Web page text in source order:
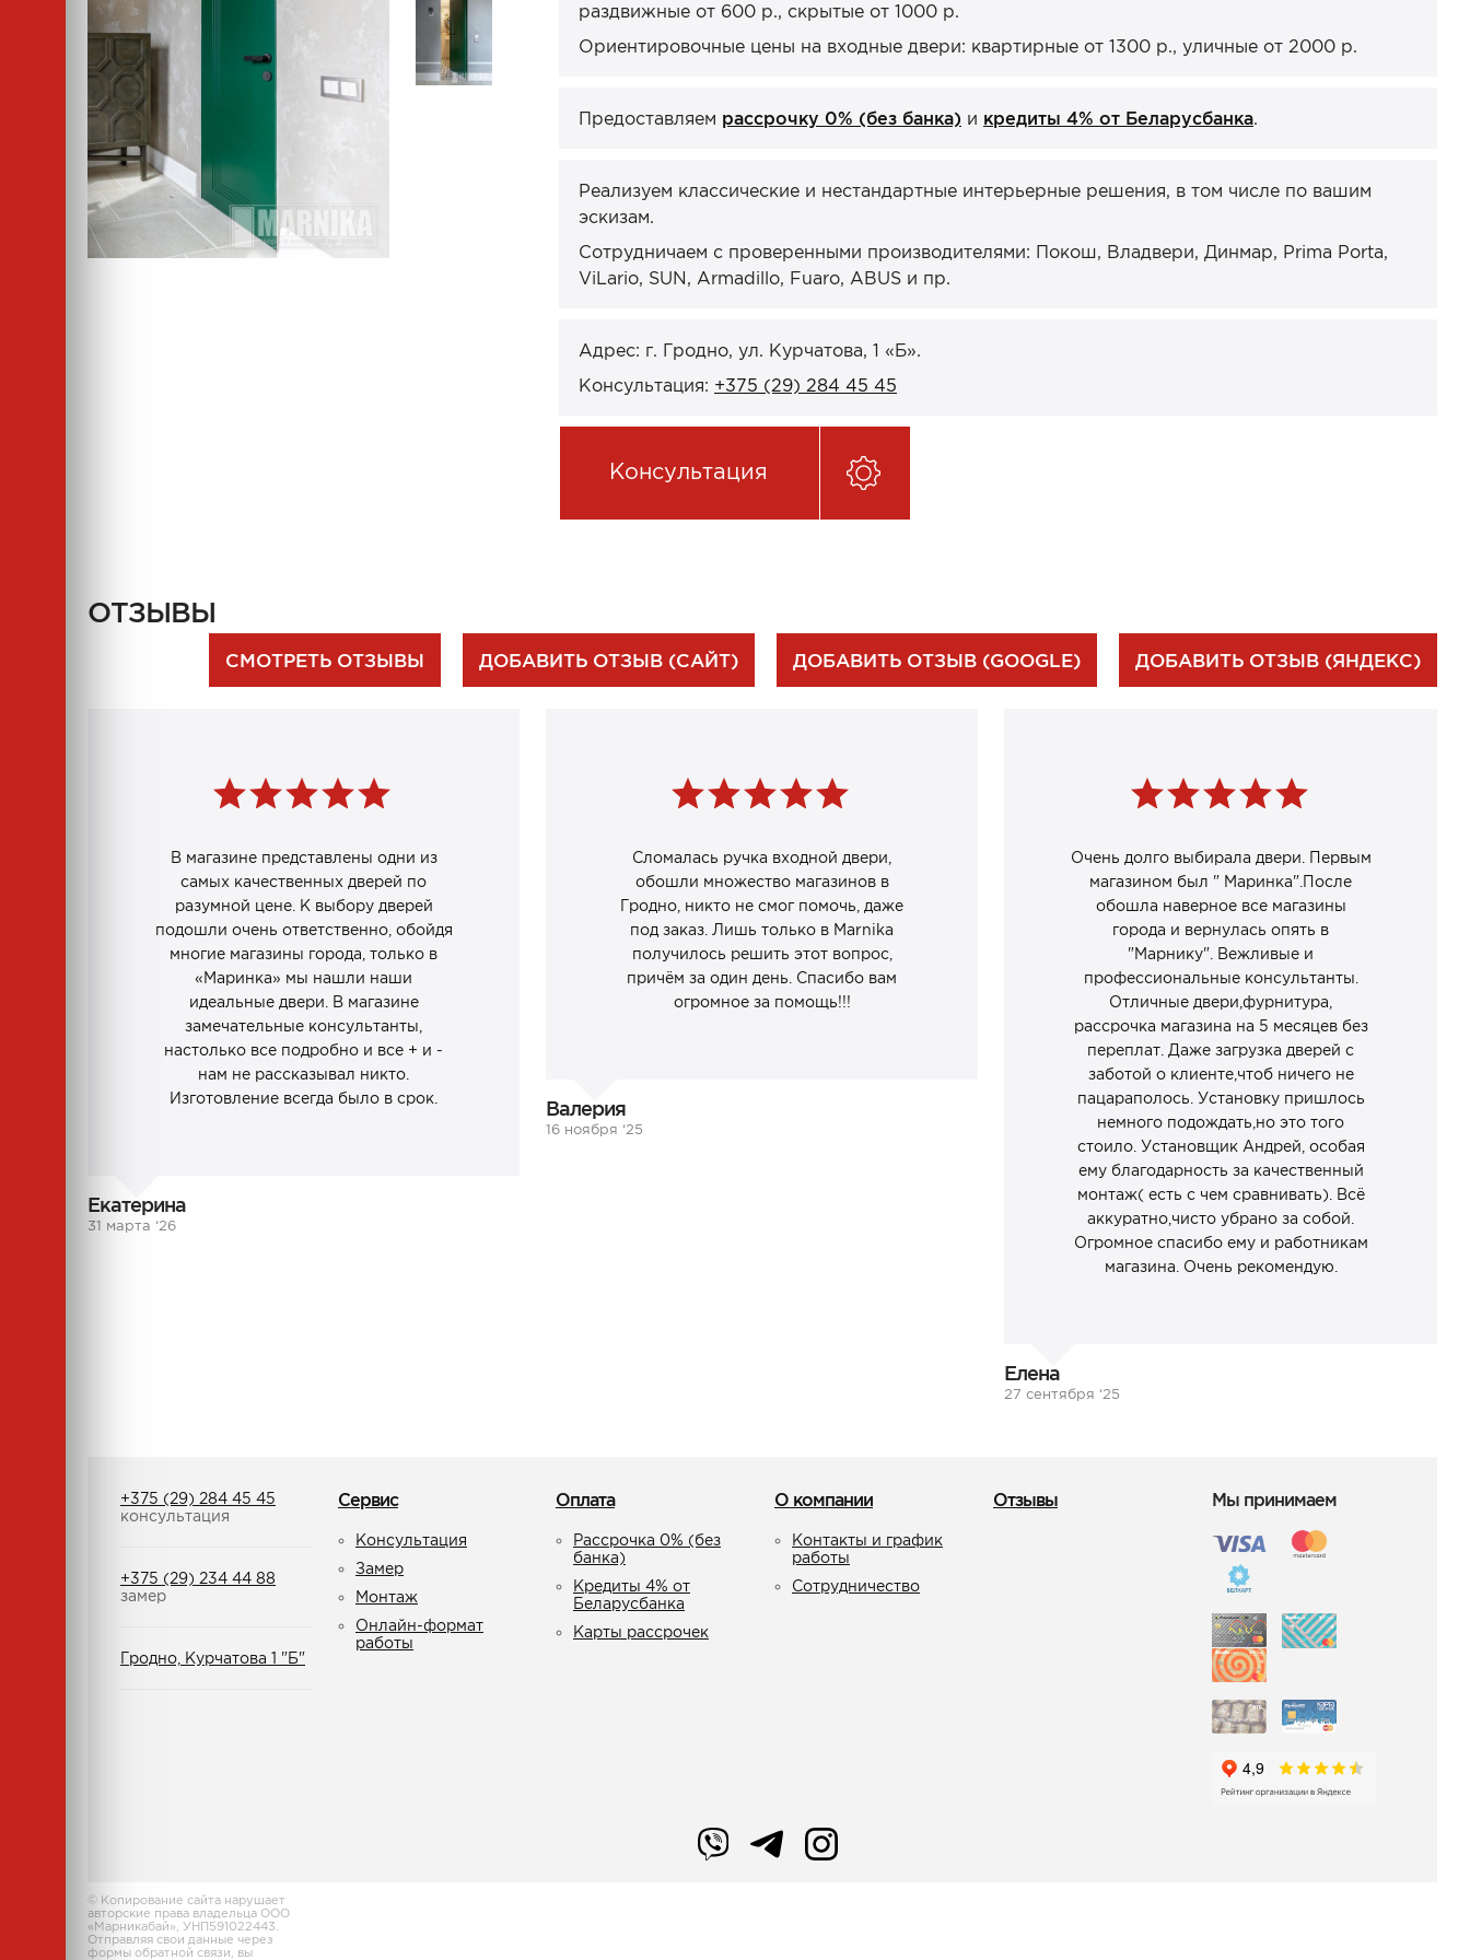
раздвижные от 600 р., скрытые от 1000 р.
Ориентировочные цены на входные двери: квартирные от 1300 р., уличные от 2000 р.
Предоставляем рассрочку 0% (без банка) и кредиты 4% от Беларусбанка.
Реализуем классические и нестандартные интерьерные решения, в том числе по вашим
эскизам.
Сотрудничаем с проверенными производителями: Покош, Владвери, Динмар, Prima Porta,
ViLario, SUN, Armadillo, Fuaro, ABUS и пр.
Адрес: г. Гродно, ул. Курчатова, 1 «Б».
Консультация: +375 (29) 284 45 45
Консультация
ОТЗЫВЫ
СМОТРЕТЬ ОТЗЫВЫ ДОБАВИТЬ ОТЗЫВ (САЙТ) ДОБАВИТЬ ОТЗЫВ (GOOGLE) ДОБАВИТЬ ОТЗЫВ (ЯНДЕКС)
В магазине представлены одни из
самых качественных дверей по
разумной цене. К выбору дверей
подошли очень ответственно, обойдя
многие магазины города, только в
«Маринка» мы нашли наши
идеальные двери. В магазине
замечательные консультанты,
настолько все подробно и все + и -
нам не рассказывал никто.
Изготовление всегда было в срок.
Екатерина
31 марта ‘26
Сломалась ручка входной двери,
обошли множество магазинов в
Гродно, никто не смог помочь, даже
под заказ. Лишь только в Marnika
получилось решить этот вопрос,
причём за один день. Спасибо вам
огромное за помощь!!!
Валерия
16 ноября ‘25
Очень долго выбирала двери. Первым
магазином был " Маринка".После
обошла наверное все магазины
города и вернулась опять в
"Марнику". Вежливые и
профессиональные консультанты.
Отличные двери,фурнитура,
рассрочка магазина на 5 месяцев без
переплат. Даже загрузка дверей с
заботой о клиенте,чтоб ничего не
пацараполось. Установку пришлось
немного подождать,но это того
стоило. Установщик Андрей, особая
ему благодарность за качественный
монтаж( есть с чем сравнивать). Всё
аккуратно,чисто убрано за собой.
Огромное спасибо ему и работникам
магазина. Очень рекомендую.
Елена
27 сентября ‘25
+375 (29) 284 45 45
консультация
+375 (29) 234 44 88
замер
Гродно, Курчатова 1 "Б"
Сервис
Консультация
Замер
Монтаж
Онлайн-формат
работы
Оплата
Рассрочка 0% (без
банка)
Кредиты 4% от
Беларусбанка
Карты рассрочек
О компании
Контакты и график
работы
Сотрудничество
Отзывы Мы принимаем
© Копирование сайта нарушает
авторские права владельца ООО
«Марникабай», УНП591022443.
Отправляя свои данные через
формы обратной связи, вы